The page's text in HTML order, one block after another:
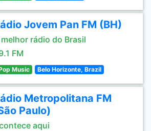
Jovem Pan FM (BH)
rádio do Brasil
FM
Music Belo Horizonte, Brazil
Metropolitana FM
Paulo)
aqui